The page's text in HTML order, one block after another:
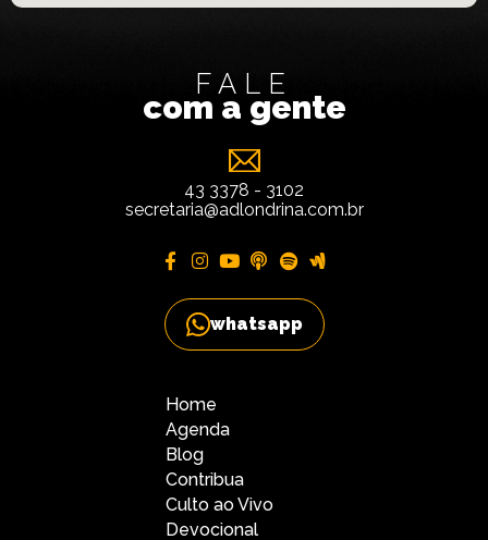
FALE
com a gente
43 3378 - 3102
secretaria@adlondrina.com.br
whatsapp
Home
Agenda
Blog
Contribua
Culto ao Vivo
Devocional